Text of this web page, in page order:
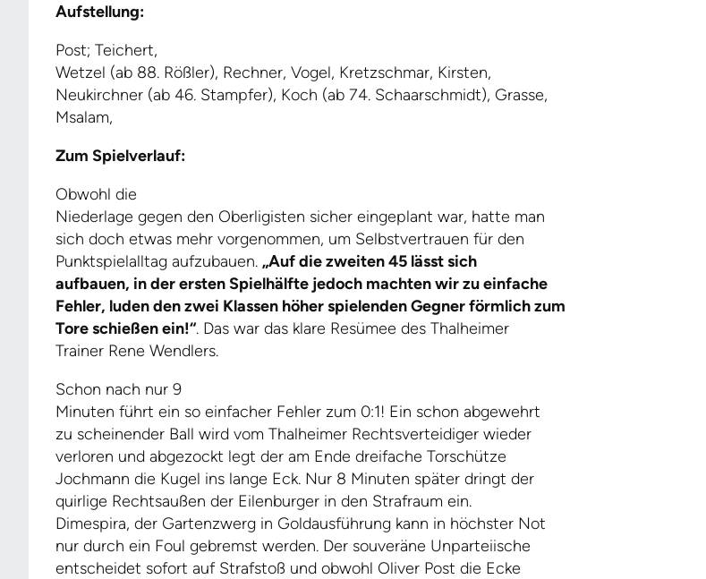
Aufstellung:
Post; Teichert,
Wetzel (ab 88. Rößler), Rechner, Vogel, Kretzschmar, Kirsten,
Neukirchner (ab 46. Stampfer), Koch (ab 74. Schaarschmidt), Grasse,
Msalam,
Zum Spielverlauf:
Obwohl die
Niederlage gegen den Oberligisten sicher eingeplant war, hatte man
sich doch etwas mehr vorgenommen, um Selbstvertrauen für den
Punktspielalltag aufzubauen. „Auf die zweiten 45 lässt sich
aufbauen, in der ersten Spielhälfte jedoch machten wir zu einfache
Fehler, luden den zwei Klassen höher spielenden Gegner förmlich zum
Tore schießen ein!“. Das war das klare Resümee des Thalheimer
Trainer Rene Wendlers.
Schon nach nur 9
Minuten führt ein so einfacher Fehler zum 0:1! Ein schon abgewehrt
zu scheinender Ball wird vom Thalheimer Rechtsverteidiger wieder
verloren und abgezockt legt der am Ende dreifache Torschütze
Jochmann die Kugel ins lange Eck. Nur 8 Minuten später dringt der
quirlige Rechtsaußen der Eilenburger in den Strafraum ein.
Dimespira, der Gartenzwerg in Goldausführung kann in höchster Not
nur durch ein Foul gebremst werden. Der souveräne Unparteiische
entscheidet sofort auf Strafstoß und obwohl Oliver Post die Ecke